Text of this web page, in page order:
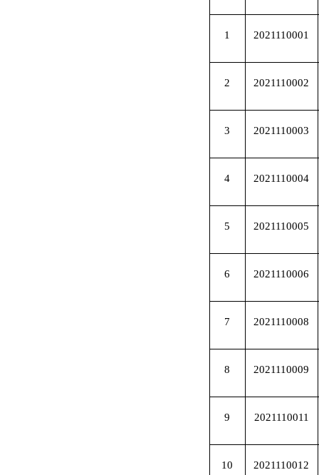
1 2021110001
2 2021110002
3 2021110003
4 2021110004
5 2021110005
6 2021110006
7 2021110008
8 2021110009
9 2021110011
10 2021110012